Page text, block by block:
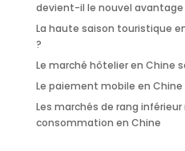
devient-il le nouvel avantage
La haute saison touristique
?
Le marché hôtelier en Chine
Le paiement mobile en Chine
Les marchés de rang
consommation en Chine